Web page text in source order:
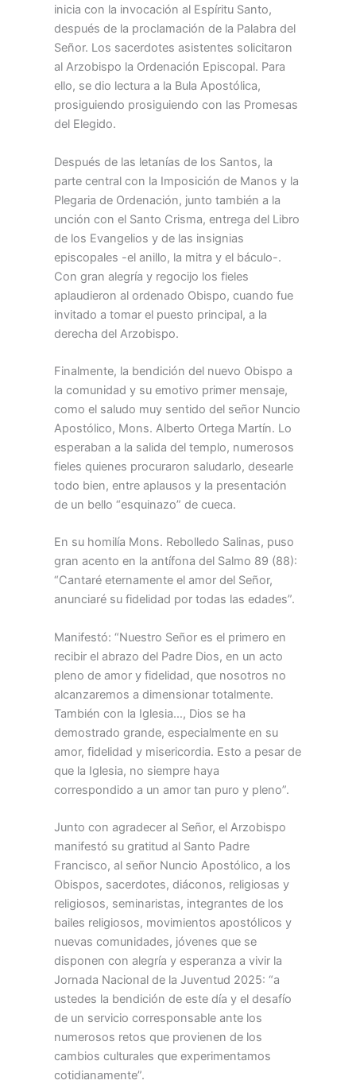
inicia con la invocación al Espíritu Santo,
después de la proclamación de la Palabra del
Señor. Los sacerdotes asistentes solicitaron
al Arzobispo la Ordenación Episcopal. Para
ello, se dio lectura a la Bula Apostólica,
prosiguiendo prosiguiendo con las Promesas
del Elegido.
Después de las letanías de los Santos, la
parte central con la Imposición de Manos y la
Plegaria de Ordenación, junto también a la
unción con el Santo Crisma, entrega del Libro
de los Evangelios y de las insignias
episcopales -el anillo, la mitra y el báculo-.
Con gran alegría y regocijo los fieles
aplaudieron al ordenado Obispo, cuando fue
invitado a tomar el puesto principal, a la
derecha del Arzobispo.
Finalmente, la bendición del nuevo Obispo a
la comunidad y su emotivo primer mensaje,
como el saludo muy sentido del señor Nuncio
Apostólico, Mons. Alberto Ortega Martín. Lo
esperaban a la salida del templo, numerosos
fieles quienes procuraron saludarlo, desearle
todo bien, entre aplausos y la presentación
de un bello “esquinazo” de cueca.
En su homilía Mons. Rebolledo Salinas, puso
gran acento en la antífona del Salmo 89 (88):
“Cantaré eternamente el amor del Señor,
anunciaré su fidelidad por todas las edades”.
Manifestó: “Nuestro Señor es el primero en
recibir el abrazo del Padre Dios, en un acto
pleno de amor y fidelidad, que nosotros no
alcanzaremos a dimensionar totalmente.
También con la Iglesia…, Dios se ha
demostrado grande, especialmente en su
amor, fidelidad y misericordia. Esto a pesar de
que la Iglesia, no siempre haya
correspondido a un amor tan puro y pleno”.
Junto con agradecer al Señor, el Arzobispo
manifestó su gratitud al Santo Padre
Francisco, al señor Nuncio Apostólico, a los
Obispos, sacerdotes, diáconos, religiosas y
religiosos, seminaristas, integrantes de los
bailes religiosos, movimientos apostólicos y
nuevas comunidades, jóvenes que se
disponen con alegría y esperanza a vivir la
Jornada Nacional de la Juventud 2025: “a
ustedes la bendición de este día y el desafío
de un servicio corresponsable ante los
numerosos retos que provienen de los
cambios culturales que experimentamos
cotidianamente”.